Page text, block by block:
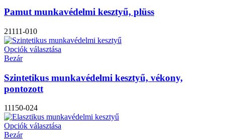
Pamut munkavédelmi kesztyű, plüss
21111-010
Opciók választása
Bezár
Szintetikus munkavédelmi kesztyű, vékony,
pontozott
11150-024
Opciók választása
Bezár